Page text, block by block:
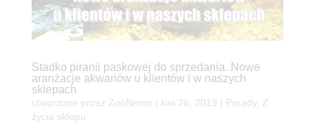
Stadko piranii paskowej do sprzedania. Nowe
aranżacje akwariów u klientów i w naszych
sklepach
utworzone przez ZooNemo kwi 26, 2019 Porady, Z
życia sklepu